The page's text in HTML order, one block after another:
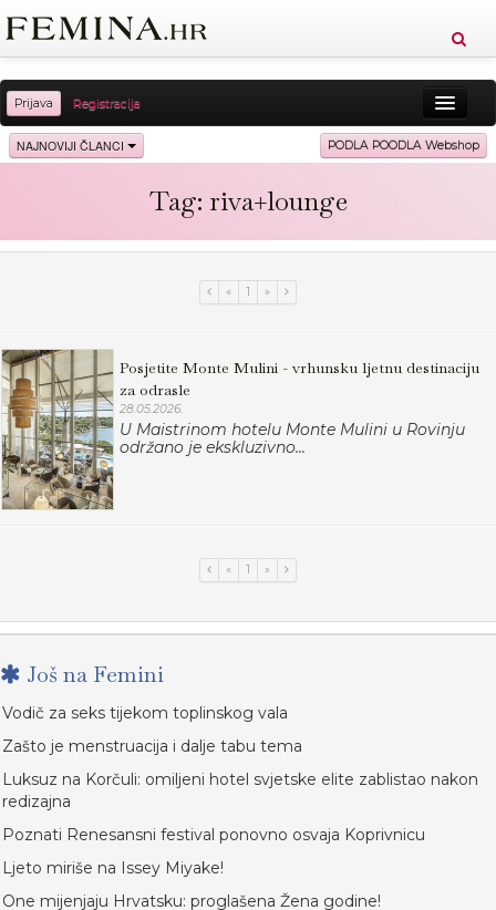
Prijava Registracija
Sreća Zdravlje Vitkost
Ljubav
NAJNOVIJI ČLANCI PODLA POODLA Webshop
Tag: riva+lounge
« 1 »
Posjetite Monte Mulini - vrhunsku ljetnu destinaciju
za odrasle
28.05.2026.
U Maistrinom hotelu Monte Mulini u Rovinju
održano je ekskluzivno...
« 1 »
Još na Femini
Vodič za seks tijekom toplinskog vala
Zašto je menstruacija i dalje tabu tema
Luksuz na Korčuli: omiljeni hotel svjetske elite zablistao nakon
redizajna
Poznati Renesansni festival ponovno osvaja Koprivnicu
Ljeto miriše na Issey Miyake!
One mijenjaju Hrvatsku: proglašena Žena godine!